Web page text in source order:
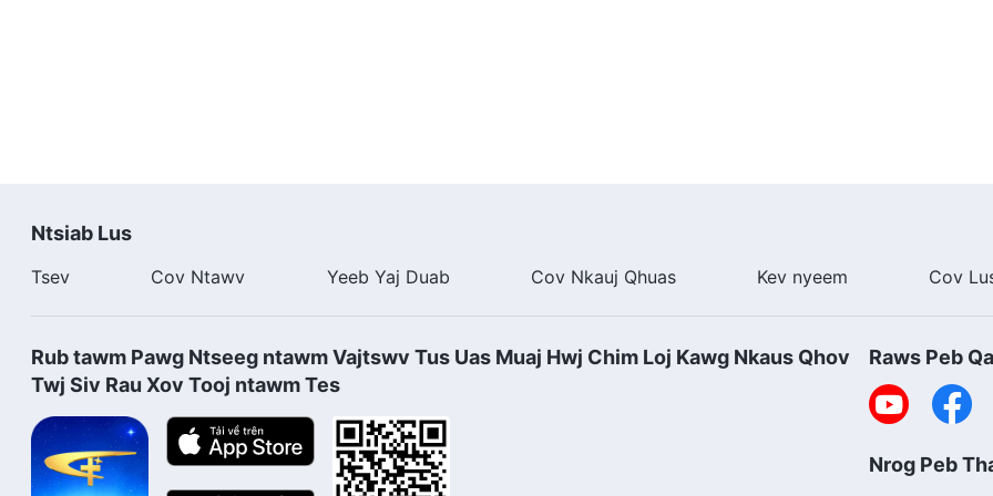
Ntsiab Lus
Tsev Cov Ntawv Yeeb Yaj Duab Cov Nkauj Qhuas Kev nyeem Cov
Rub tawm Pawg Ntseeg ntawm Vajtswv Tus Uas Muaj Hwj Chim Loj Kawg Nkaus Qhov
Twj Siv Rau Xov Tooj ntawm Tes
Raws Peb
Nrog Peb